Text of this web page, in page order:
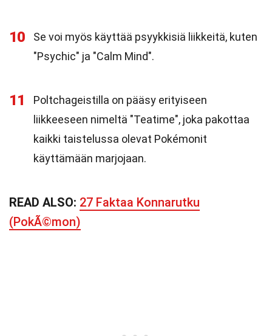
10
Se voi myös käyttää psyykkisiä liikkeitä, kuten
"Psychic" ja "Calm Mind".
11
Poltchageistilla on pääsy erityiseen
liikkeeseen nimeltä "Teatime", joka pakottaa
kaikki taistelussa olevat Pokémonit
käyttämään marjojaan.
READ ALSO: 27 Faktaa Konnarutku
(PokÃ©mon)